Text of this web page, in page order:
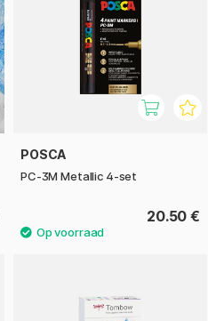
POSCA
PC-3M Metallic 4-set
20.50 €